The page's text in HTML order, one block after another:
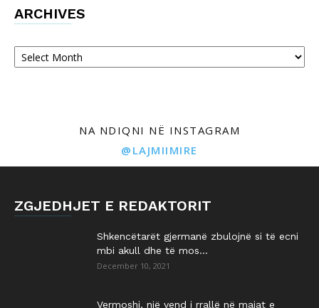
ARCHIVES
Archives
NA NDIQNI NË INSTAGRAM
@LAJMIIMIRE
ZGJEDHJET E REDAKTORIT
Shkencëtarët gjermanë zbulojnë si të ecni
mbi akull dhe të mos...
December 10, 2021
Vermoshi, një vend i rrallë në majat e